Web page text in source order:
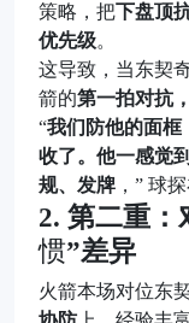
策略，把下盘顶
优先级。
这导致，当东契
箭的第一拍对抗
“我们防他的面框
收了。他一感觉
规、发牌 ，” 球
2. 第二重：
惯”差异
火箭本场对位东